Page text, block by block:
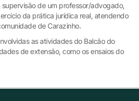
de um professor/advogado,
da prática jurídica real, atendendo
de Carazinho.
as atividades do Balcão do
de extensão, como os ensaios do